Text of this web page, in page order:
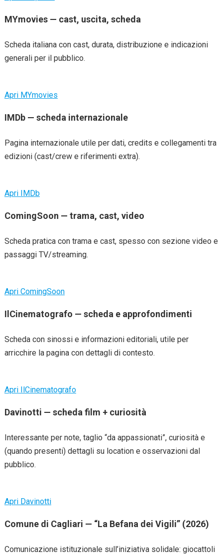
MYmovies — cast, uscita, scheda
Scheda italiana con cast, durata, distribuzione e indicazioni
generali per il pubblico.
Apri MYmovies
IMDb — scheda internazionale
Pagina internazionale utile per dati, credits e collegamenti tra
edizioni (cast/crew e riferimenti extra).
Apri IMDb
ComingSoon — trama, cast, video
Scheda pratica con trama e cast, spesso con sezione video e
passaggi TV/streaming.
Apri ComingSoon
IlCinematografo — scheda e approfondimenti
Scheda con sinossi e informazioni editoriali, utile per
arricchire la pagina con dettagli di contesto.
Apri IlCinematografo
Davinotti — scheda film + curiosità
Interessante per note, taglio “da appassionati”, curiosità e
(quando presenti) dettagli su location e osservazioni dal
pubblico.
Apri Davinotti
Comune di Cagliari — “La Befana dei Vigili” (2026)
Comunicazione istituzionale sull’iniziativa solidale: giocattoli